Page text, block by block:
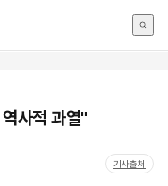
사적 과열"
기사출처